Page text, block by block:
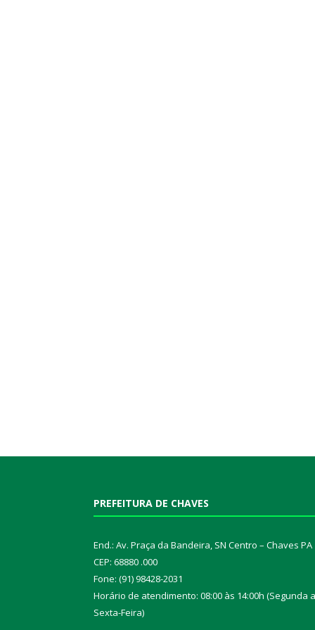
PREFEITURA DE CHAVES
End.: Av. Praça da Bandeira, SN Centro – Chaves PA
CEP: 68880 .000
Fone: (91) 98428-2031
Horário de atendimento: 08:00 às 14:00h (Segunda a
Sexta-Feira)